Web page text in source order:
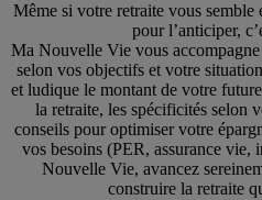
Même si votre retraite vous
pour l’anticiper,
Ma Nouvelle Vie vous
selon vos objectifs et votre
et ludique le montant de votre
la retraite, les spécificités selon
conseils pour optimiser votre
vos besoins (PER, assurance
Nouvelle Vie, avancez
construire la retraite